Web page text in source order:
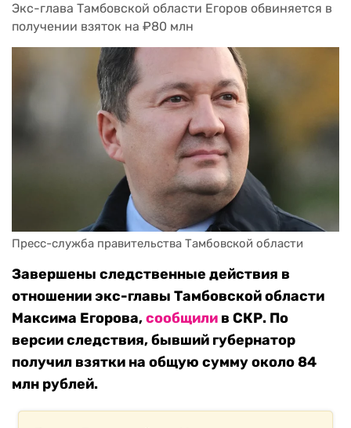
Экс-глава Тамбовской области Егоров обвиняется в
получении взяток на ₽80 млн
Пресс-служба правительства Тамбовской области
Завершены следственные действия в
отношении экс-главы Тамбовской области
Максима Егорова,сообщили в СКР. По
версии следствия, бывший губернатор
получил взятки на общую сумму около 84
млн рублей.